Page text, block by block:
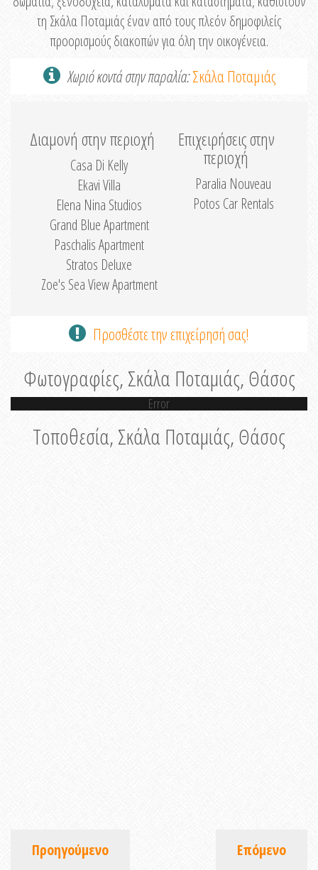
τη Σκάλα Ποταμιάς έναν από τους πλεόν δημοφιλείς
προορισμούς διακοπών για όλη την οικογένεια.
Χωριό κοντά στην παραλία:Σκάλα Ποταμιάς
Διαμονή στην περιοχή
Casa Di Kelly
Ekavi Villa
Elena Nina Studios
Grand Blue Apartment
Paschalis Apartment
Stratos Deluxe
Zoe's Sea View Apartment
Επιχειρήσεις στην
περιοχή
Paralia Nouveau
Potos Car Rentals
Προσθέστε την επιχείρησή σας!
Φωτογραφίες, Σκάλα Ποταμιάς, Θάσος
Error
Τοποθεσία, Σκάλα Ποταμιάς, Θάσος
Προηγούμενο Επόμενο